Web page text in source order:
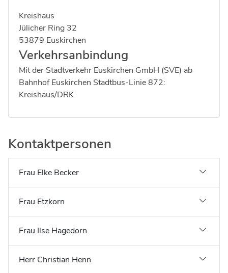
Kreishaus
Strasse:
Jülicher Ring Hausnummer:
32
Postleitzahl:
53879 Ort:
Euskirchen
Verkehrsanbindung
Mit der Stadtverkehr Euskirchen GmbH (SVE) ab
Bahnhof Euskirchen Stadtbus-Linie 872:
Kreishaus/DRK
Kontaktpersonen
Frau Elke Becker
Frau Etzkorn
Frau Ilse Hagedorn
Herr Christian Henn